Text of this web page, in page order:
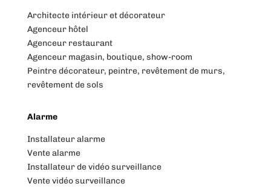
Architecte intérieur et décorateur
Agenceur hôtel
Agenceur restaurant
Agenceur magasin, boutique, show-room
Peintre décorateur, peintre, revêtement de murs,
revêtement de sols
Alarme
Installateur alarme
Vente alarme
Installateur de vidéo surveillance
Vente vidéo surveillance